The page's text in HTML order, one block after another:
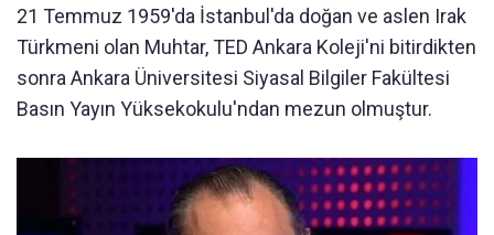
21 Temmuz 1959'da İstanbul'da doğan ve aslen Irak
Türkmeni olan Muhtar, TED Ankara Koleji'ni bitirdikten
sonra Ankara Üniversitesi Siyasal Bilgiler Fakültesi
Basın Yayın Yüksekokulu'ndan mezun olmuştur.